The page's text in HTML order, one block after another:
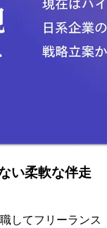
い柔軟な伴走
してフリーランス